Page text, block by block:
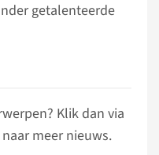
getalenteerde
Klik dan via
meer nieuws.